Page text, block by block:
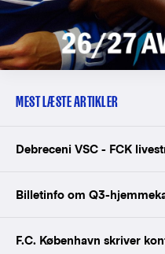
MEST LÆSTE ARTIKLER
Debreceni VSC - FCK
Billetinfo om Q3-
F.C. København skriver